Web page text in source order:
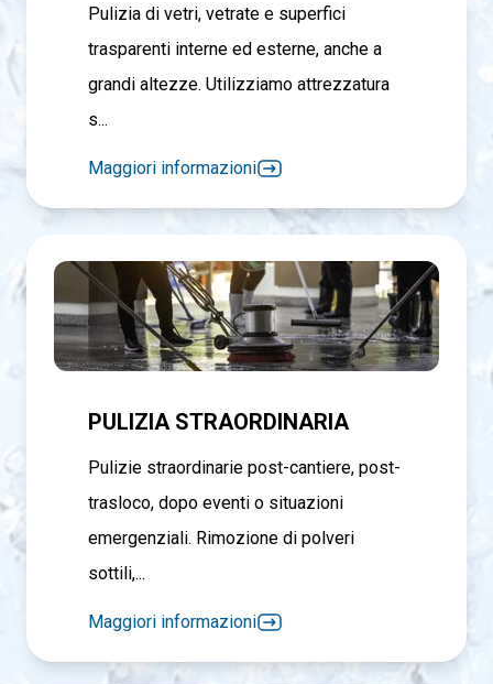
Pulizia di vetri, vetrate e superfici
trasparenti interne ed esterne, anche a
grandi altezze. Utilizziamo attrezzatura
s...
Maggiori informazioni
PULIZIA STRAORDINARIA
Pulizie straordinarie post-cantiere, post-
trasloco, dopo eventi o situazioni
emergenziali. Rimozione di polveri
sottili,...
Maggiori informazioni